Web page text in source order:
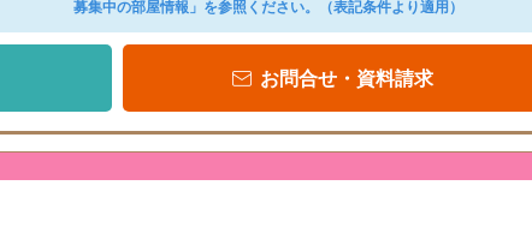
募集中の部屋情報」を参照ください。（表記条件より適用）
お問合せ・資料請求